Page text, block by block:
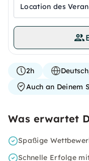
Location des
2h
Auch an Deinem
Was erwartet
Spaßige
Schnelle Erfolge